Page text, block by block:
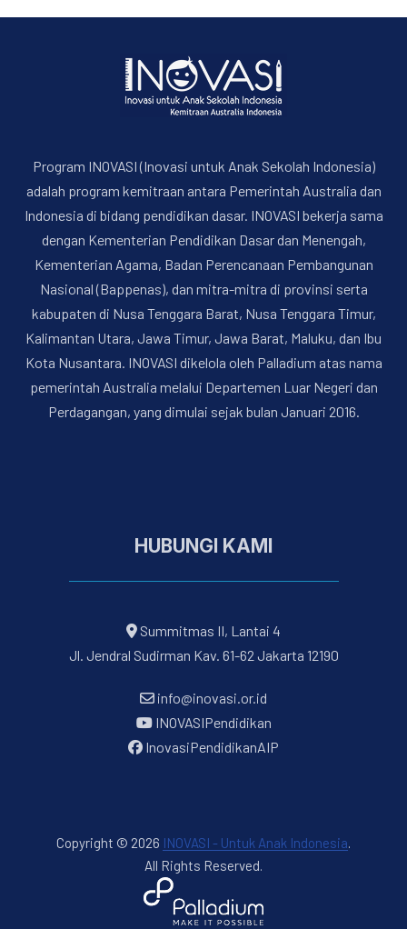
Program INOVASI (Inovasi untuk Anak Sekolah Indonesia)
adalah program kemitraan antara Pemerintah Australia dan
Indonesia di bidang pendidikan dasar. INOVASI bekerja sama
dengan Kementerian Pendidikan Dasar dan Menengah,
Kementerian Agama, Badan Perencanaan Pembangunan
Nasional (Bappenas), dan mitra-mitra di provinsi serta
kabupaten di Nusa Tenggara Barat, Nusa Tenggara Timur,
Kalimantan Utara, Jawa Timur, Jawa Barat, Maluku, dan Ibu
Kota Nusantara. INOVASI dikelola oleh Palladium atas nama
pemerintah Australia melalui Departemen Luar Negeri dan
Perdagangan, yang dimulai sejak bulan Januari 2016.
HUBUNGI KAMI
Summitmas II, Lantai 4
Jl. Jendral Sudirman Kav. 61-62 Jakarta 12190
info@inovasi.or.id
INOVASIPendidikan
InovasiPendidikanAIP
Copyright © 2026 INOVASI - Untuk Anak Indonesia.
All Rights Reserved.
FORQY